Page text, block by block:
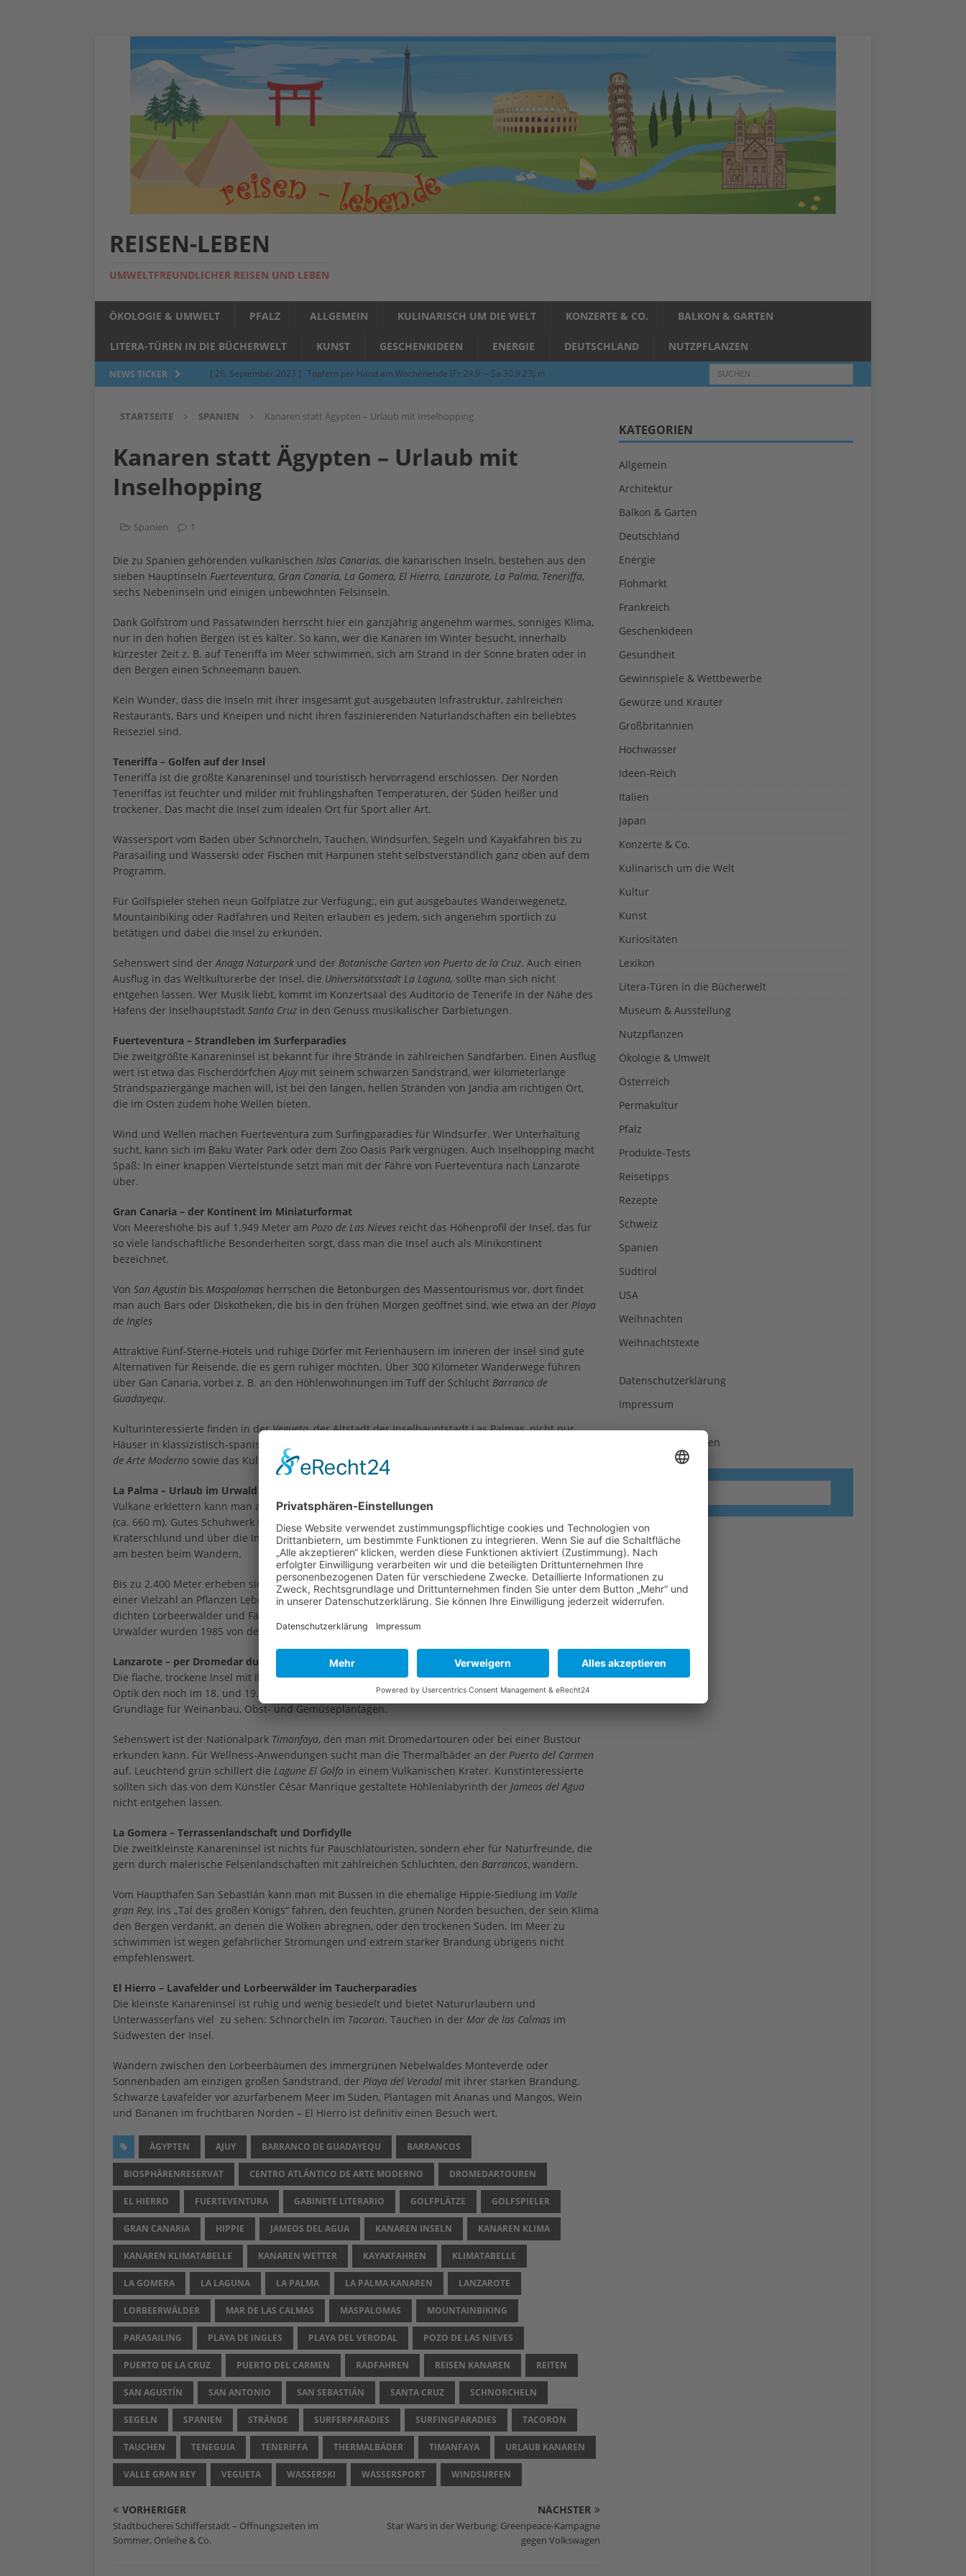
REISEN-LEBEN
UMWELTFREUNDLICHER REISEN UND LEBEN
ÖKOLOGIE & UMWELT PFALZ ALLGEMEIN KULINARISCH UM DIE WELT KONZERTE & CO. BALKON & GARTEN
LITERA-TÜREN IN DIE BÜCHERWELT KUNST GESCHENKIDEEN ENERGIE DEUTSCHLAND NUTZPFLANZEN
NEWS TICKER [ 26. September 2023 ] Töpfern per Hand am Wochenende (Fr 29.9. – Sa 30.9.23) in
[ 5. Juni 2023 ] Töpfern am Abend – Schnupperkurse an der Töpferscheibe in Schifferstadt
Umfage: Wie gelingt eine zukunftsfähige Landwirtschaft?
[ 24. März 2023 ]
STARTSEITE SPANIEN Kanaren statt Ägypten – Urlaub mit Inselhopping
Kanaren statt Ägypten – Urlaub mit
Inselhopping
Spanien 1
Die zu Spanien gehörenden vulkanischen Islas Canarias, die kanarischen Inseln, bestehen aus den
sieben Hauptinseln Fuerteventura, Gran Canaria, La Gomera, El Hierro, Lanzarote, La Palma, Teneriffa,
sechs Nebeninseln und einigen unbewohnten Felsinseln.
Dank Golfstrom und Passatwinden herrscht hier ein ganzjährig angenehm warmes, sonniges Klima,
nur in den hohen Bergen ist es kälter. So kann, wer die Kanaren im Winter besucht, innerhalb
kürzester Zeit z. B. auf Teneriffa im Meer schwimmen, sich am Strand in der Sonne braten oder in
den Bergen einen Schneemann bauen.
Kein Wunder, dass die Inseln mit ihrer insgesamt gut ausgebauten Infrastruktur, zahlreichen
Restaurants, Bars und Kneipen und nicht ihren faszinierenden Naturlandschaften ein beliebtes
Reiseziel sind.
Teneriffa – Golfen auf der Insel
Teneriffa ist die größte Kanareninsel und touristisch hervorragend erschlossen. Der Norden
Teneriffas ist feuchter und milder mit frühlingshaften Temperaturen, der Süden heißer und
trockener. Das macht die Insel zum idealen Ort für Sport aller Art.
Wassersport vom Baden über Schnorcheln, Tauchen, Windsurfen, Segeln und Kayakfahren bis zu
Parasailing und Wasserski oder Fischen mit Harpunen steht selbstverständlich ganz oben auf dem
Programm.
Für Golfspieler stehen neun Golfplätze zur Verfügung;, ein gut ausgebautes Wanderwegenetz,
Mountainbiking oder Radfahren und Reiten erlauben es jedem, sich angenehm sportlich zu
betätigen und dabei die Insel zu erkunden.
Sehenswert sind derAnaga Naturpark und der Botanische Garten von Puerto de la Cruz. Auch einen
Ausflug in das Weltkulturerbe der Insel, die Universitätsstadt La Laguna, sollte man sich nicht
entgehen lassen. Wer Musik liebt, kommt im Konzertsaal des Auditorio de Tenerife in der Nähe des
Hafens der Inselhauptstadt Santa Cruz in den Genuss musikalischer Darbietungen.
Fuerteventura – Strandleben im Surferparadies
Die zweitgrößte Kanareninsel ist bekannt für ihre Strände in zahlreichen Sandfarben. Einen Ausflug
wert ist etwa das FischerdörfchenAjuymit seinem schwarzen Sandstrand, wer kilometerlange
Strandspaziergänge machen will, ist bei den langen, hellen Stränden von Jandia am richtigen Ort,
die im Osten zudem hohe Wellen bieten.
Wind und Wellen machen Fuerteventura zum Surfingparadies für Windsurfer. Wer Unterhaltung
sucht, kann sich im Baku Water Park oder dem Zoo Oasis Park vergnügen. Auch Inselhopping macht
Spaß: In einer knappen Viertelstunde setzt man mit der Fähre von Fuerteventura nach Lanzarote
über.
Gran Canaria – der Kontinent im Miniaturformat
Von Meereshöhe bis auf 1.949 Meter am Pozo de Las Nieves reicht das Höhenprofil der Insel, das für
so viele landschaftliche Besonderheiten sorgt, dass man die Insel auch als Minikontinent
bezeichnet.
Von San Agustín bis Maspalomas herrschen die Betonburgen des Massentourismus vor, dort findet
man auch Bars oder Diskotheken, die bis in den frühen Morgen geöffnet sind, wie etwa an der Playa
de Ingles
Attraktive Fünf-Sterne-Hotels und ruhige Dörfer mit Ferienhäusern im Inneren der Insel sind gute
Alternativen für Reisende, die es gern ruhiger möchten. Über 300 Kilometer Wanderwege führen
über Gan Canaria, vorbei z. B. an den Höhlenwohnungen im Tuff der Schlucht Barranco de
Guadayequ.
Kulturinteressierte finden in derVegueta, der Altstadt der Inselhauptstadt Las Palmas, nicht nur
Häuser in klassizistisch-spanischer Bauart vor: Das Museum für moderne Kunst, das
de Arte Moderno sowie das KulturzentrumGabinete Literario.
La Palma – Urlaub im Urwald
Vulkane erklettern kann man auf La Palme, nämlich denTeneguia(ca. 440 m) und den
(ca. 660 m). Gutes Schuhwerk ist ein Muss, belohnt wird man mit einer spektaulären Aussicht in den
Kraterschlund und über die Inseln. Die touristisch noch weniger erschlossenen Insel entdeckt man
am besten beim Wandern.
Bis zu 2.400 Meter erheben sich die Berge, so dass die Insel mit ihren unterschiedlichen Klimazonen
einer Vielzahl an Pflanzen Lebensraum bietet. Isla Bonita, schöne Insel, wird La Palma wegen ihrer
dichten Lorbeerwälder und Farnwälder und schönen Buchten auch genannt. Die einzigartigen
Urwälder wurden 1985 von der UNESCO in den Status einen Biosphärenreservats erhoben.
Lanzarote – per Dromedar durch Mondlandschaften
Die flache, trockene Insel mit ihrer atemberaubenden vulkanischen Mondlandschaft verdankt ihre
Optik den noch im 18. und 19. Jahrhundert aktiven Vulkanen. Die fruchtbare Vulkanerde ist
Grundlage für Weinanbau, Obst- und Gemüseplantagen.
Sehenswert ist der Nationalpark Timanfaya, den man mit Dromedartouren oder bei einer Bustour
erkunden kann. Für Wellness-Anwendungen sucht man die Thermalbäder an der Puerto del Carmen
auf. Leuchtend grün schillert die Lagune El Golfo in einem Vulkanischen Krater. Kunstinteressierte
sollten sich das von dem Künstler César Manrique gestaltete Höhlenlabyrinth der Jameos del Agua
nicht entgehen lassen.
La Gomera – Terrassenlandschaft und Dorfidylle
Die zweitkleinste Kanareninsel ist nichts für Pauschlatouristen, sondern eher für Naturfreunde, die
gern durch malerische Felsenlandschaften mit zahlreichen Schluchten, den Barrancos, wandern.
Vom Haupthafen San Sebastián kann man mit Bussen in die ehemalige Hippie-Siedlung im Valle
gran Rey, ins „Tal des großen Königs“ fahren, den feuchten, grünen Norden besuchen, der sein Klima
den Bergen verdankt, an denen die Wolken abregnen, oder den trockenen Süden. Im Meer zu
schwimmen ist wegen gefährlicher Strömungen und extrem starker Brandung übrigens nicht
empfehlenswert.
El Hierro – Lavafelder und Lorbeerwälder im Taucherparadies
Die kleinste Kanareninsel ist ruhig und wenig besiedelt und bietet Natururlaubern und
Unterwasserfans viel zu sehen: Schnorcheln im Tacoron. Tauchen in der Mar de las Calmas im
Südwesten der Insel.
Wandern zwischen den Lorbeerbäumen des immergrünen Nebelwaldes Monteverde oder
Sonnenbaden am einzigen großen Sandstrand, der Playa del Verodal mit ihrer starken Brandung.
Schwarze Lavafelder vor azurfarbenem Meer im Süden, Plantagen mit Ananas und Mangos, Wein
und Bananen im fruchtbaren Norden – El Hierro ist definitiv einen Besuch wert.
ÄGYPTEN AJUY BARRANCO DE GUADAYEQU BARRANCOS
BIOSPHÄRENRESERVAT CENTRO ATLÁNTICO DE ARTE MODERNO DROMEDARTOUREN
EL HIERRO FUERTEVENTURA GABINETE LITERARIO GOLFPLÄTZE GOLFSPIELER
GRAN CANARIA HIPPIE JAMEOS DEL AGUA KANAREN INSELN KANAREN KLIMA
KANAREN KLIMATABELLE KANAREN WETTER KAYAKFAHREN KLIMATABELLE
LA GOMERA LA LAGUNA LA PALMA LA PALMA KANAREN LANZAROTE
LORBEERWÄLDER MAR DE LAS CALMAS MASPALOMAS MOUNTAINBIKING
PARASAILING PLAYA DE INGLES PLAYA DEL VERODAL POZO DE LAS NIEVES
PUERTO DE LA CRUZ PUERTO DEL CARMEN RADFAHREN REISEN KANAREN REITEN
SAN AGUSTÍN SAN ANTONIO SAN SEBASTIÁN SANTA CRUZ SCHNORCHELN
SEGELN SPANIEN STRÄNDE SURFERPARADIES SURFINGPARADIES TACORON
TAUCHEN TENEGUIA TENERIFFA THERMALBÄDER TIMANFAYA URLAUB KANAREN
VALLE GRAN REY VEGUETA WASSERSKI WASSERSPORT WINDSURFEN
VORHERIGER
Stadtbücherei Schifferstadt – Öffnungszeiten im
Sommer, Onleihe & Co.
NÄCHSTER
Star Wars in der Werbung: Greenpeace-Kampagne
gegen Volkswagen
KATEGORIEN
Allgemein
Architektur
Balkon & Garten
Deutschland
Energie
Flohmarkt
Frankreich
Geschenkideen
Gesundheit
Gewinnspiele & Wettbewerbe
Gewürze und Kräuter
Großbritannien
Hochwasser
Ideen-Reich
Italien
Japan
Konzerte & Co.
Kulinarisch um die Welt
Kultur
Kunst
Kuriositäten
Lexikon
Litera-Türen in die Bücherwelt
Museum & Ausstellung
Nutzpflanzen
Ökologie & Umwelt
Österreich
Permakultur
Pfalz
Produkte-Tests
Reisetipps
Rezepte
Schweiz
Spanien
Südtirol
USA
Weihnachten
Weihnachtstexte
Datenschutzerklärung
Impressum
Cookie-Einstellungen